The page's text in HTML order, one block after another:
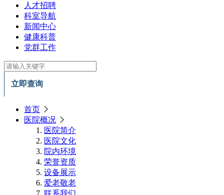
人才招聘
科室导航
新闻中心
健康科普
党群工作
立即查询
首页
医院概况
医院简介
医院文化
院内环境
荣誉资质
设备展示
爱老敬老
联系我们